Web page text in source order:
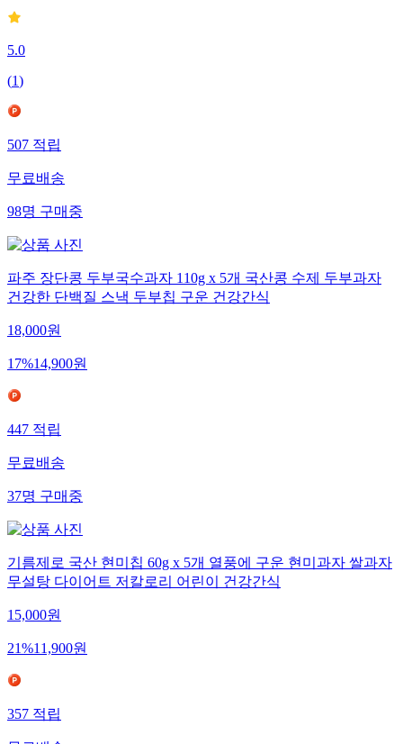
5.0
(1)
507적립
무료배송
98명구매중
파주 장단콩 두부국수과자 110g x 5개 국산콩 수제 두부과자
건강한 단백질 스낵 두부칩 구운 건강간식
18,000원
17%14,900원
447적립
무료배송
37명구매중
기름제로 국산 현미칩 60g x 5개 열풍에 구운 현미과자 쌀과자
무설탕 다이어트 저칼로리 어린이 건강간식
15,000원
21%11,900원
357적립